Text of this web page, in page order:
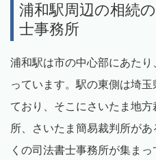
浦和駅周辺の相続
士事務所
浦和駅は市の中心部にあた
っています。駅の東側は埼
ており、そこにさいたま地
所、さいたま簡易裁判所が
くの司法書士事務所が集ま